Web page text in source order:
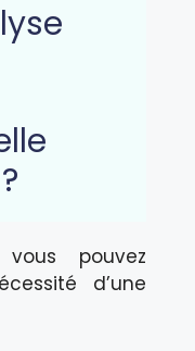
pouvez
d’une